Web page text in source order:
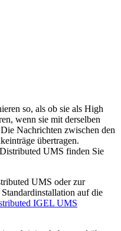
so, als ob sie als High
wenn sie mit derselben
Nachrichten zwischen den
übertragen.
UMS finden Sie
UMS oder zur
auf die
IGEL UMS